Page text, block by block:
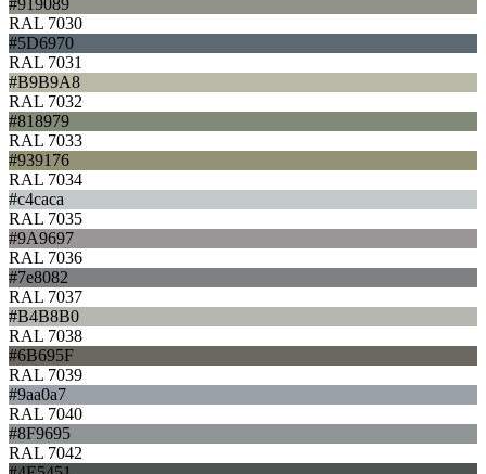
RAL 7030
#5D6970
RAL 7031
#B9B9A8
RAL 7032
#818979
RAL 7033
#939176
RAL 7034
#c4caca
RAL 7035
#9A9697
RAL 7036
#7e8082
RAL 7037
#B4B8B0
RAL 7038
#6B695F
RAL 7039
#9aa0a7
RAL 7040
#8F9695
RAL 7042